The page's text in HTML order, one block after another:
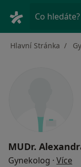
Co hledáte?
Hlavní Stránka
MUDr.
Gynekolog · Více